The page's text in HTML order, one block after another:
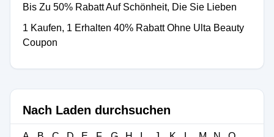
Bis Zu 50% Rabatt Auf Schönheit, Die Sie Lieben
1 Kaufen, 1 Erhalten 40% Rabatt Ohne Ulta Beauty
Coupon
Nach Laden durchsuchen